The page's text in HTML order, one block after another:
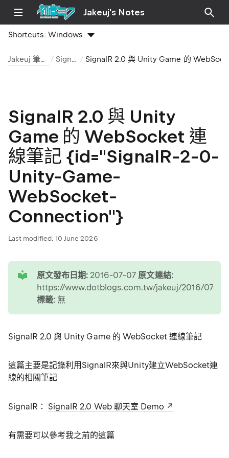
Jakeuj's Notes
Shortcuts:Windows
Jakeuj 筆記本 SignalR
SignalR 2.0 與 Unity
Game 的 WebSocket 連
線筆記 {id="SignalR-2-0-
Unity-Game-
WebSocket-
Connection"}
Last modified: 10 June 2026
原文發布日期: 2016-07-07 原文連結:
https://www.dotblogs.com.tw/jakeuj/2016/07/
標籤: 無
SignalR 2.0 與 Unity Game 的 WebSocket 連線筆記
這篇主要是記錄利用SignalR來與Unity建立WebSocket連
線的相關筆記
SignalR： SignalR 2.0 Web 聊天室 Demo
有需要可以參考我之前的這篇